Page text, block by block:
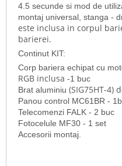
4.5 secunde si mod de
montaj universal, stanga -
este inclusa in corpul
barierei.
Continut KIT:
Corp bariera echipat cu
RGB inclusa -1 buc
Brat aluminiu (SIG75HT-4)
Panou control MC61BR -
Telecomenzi FALK - 2 buc
Fotocelule MF30 - 1 set
Accesorii montaj.